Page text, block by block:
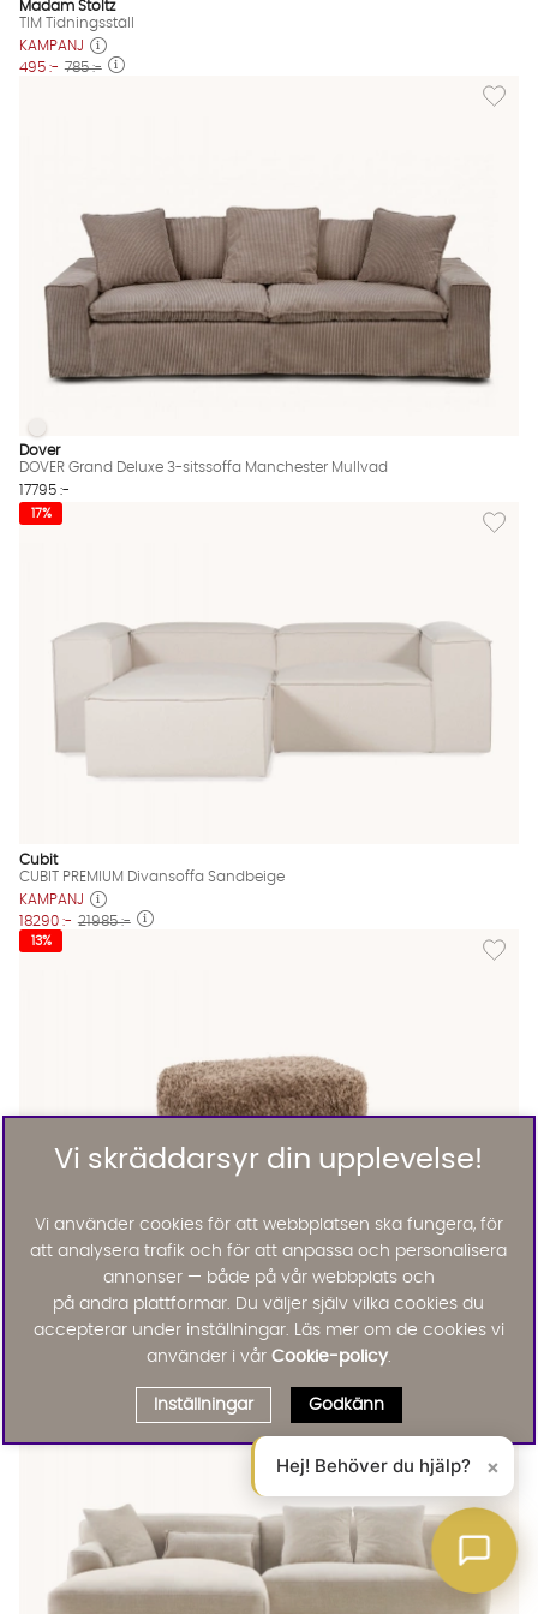
Madam Stoltz
TIM Tidningsställ
KAMPANJ
495 :- 785 :-
Lägg
DOVER Grand Deluxe 3-sitssoffa Manchester Mullvad Finns
DOVER Grand Deluxe 3-sitssoffa Manchester Mullvad
Dover
DOVER Grand Deluxe 3-sitssoffa Manchester Mullvad
17795 :-
Lägg
17%
Cubit
CUBIT PREMIUM Divansoffa Sandbeige
KAMPANJ
18290 :- 21985 :-
Lägg
13%
LOVA Fotpall Brun Finns även i dessa färger:
LOVA Fotpall Brun
KAMPANJ
Vi skräddarsyr din upplevelse!
Vi använder cookies för att webbplatsen ska fungera, för
att analysera trafik och för att anpassa och personalisera
annonser — både på vår webbplats och
på andra plattformar. Du väljer själv vilka cookies du
accepterar under inställningar. Läs mer om de cookies vi
använder i vår Cookie-policy.
Inställningar Godkänn
Hej! Behöver du hjälp? ×